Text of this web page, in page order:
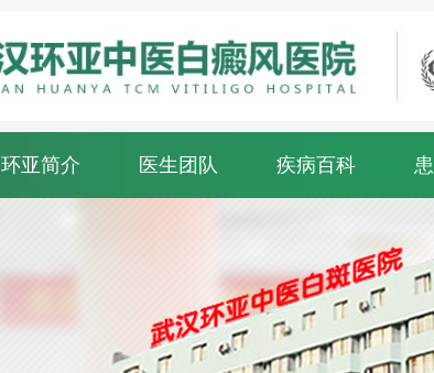
环亚简介 医生团队 疾病百科